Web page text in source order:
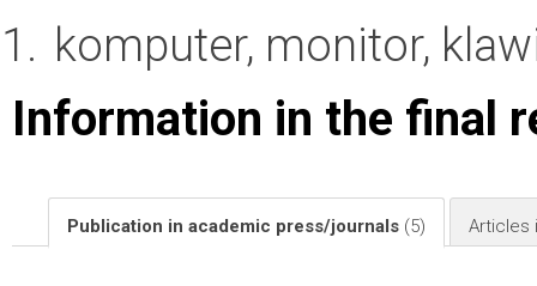
komputer, monitor,
Information in the final
Publication in academic press/journals (5) Articles